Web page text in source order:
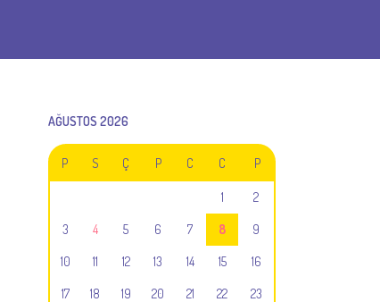
AĞUSTOS 2026
P S Ç P C C P
1 2
3 4 5 6 7 8 9
10 11 12 13 14 15 16
17 18 19 20 21 22 23